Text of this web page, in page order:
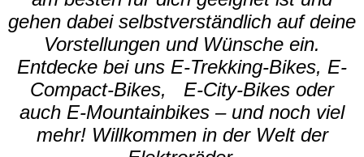
gehen dabei selbstverständlich auf deine
Vorstellungen und Wünsche ein.
Entdecke bei uns E-Trekking-Bikes, E-
Compact-Bikes, E-City-Bikes oder
auch E-Mountainbikes – und noch viel
mehr! Willkommen in der Welt der